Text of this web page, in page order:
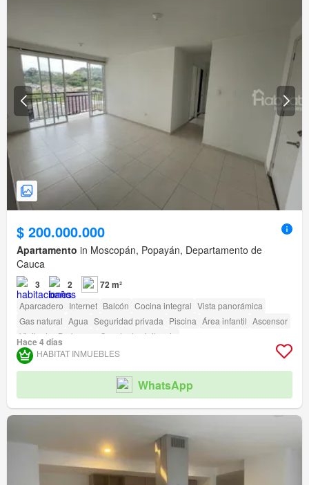
$ 200.000.000
Apartamento in Moscopán, Popayán, Departamento de
Cauca
3 2 72 m²
Aparcadero Internet Balcón Cocina integral Vista panorámica
Gas natural Agua Seguridad privada Piscina Área infantil Ascensor
Vigilante Barbecue
Caseta de vigilancia
Acceso para personas con discapacidad
Hace 4 días
HABITAT INMUEBLES
WhatsApp